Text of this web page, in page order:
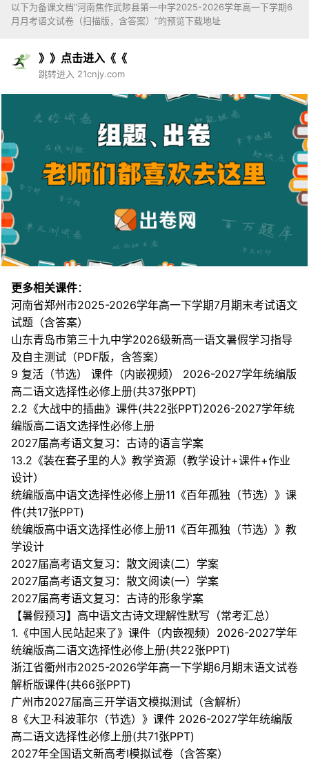
以下为备课文档“河南焦作武陟县第一中学2025-2026学年高一下学期6
月月考语文试卷（扫描版，含答案）”的预览下载地址
》》点击进入《《
跳转进入 21cnjy.com
更多相关课件：
河南省郑州市2025-2026学年高一下学期7月期末考试语文
试题（含答案）
山东青岛市第三十九中学2026级新高一语文暑假学习指导
及自主测试（PDF版，含答案）
9 复活（节选） 课件（内嵌视频） 2026-2027学年统编版
高二语文选择性必修上册(共37张PPT)
2.2《大战中的插曲》课件(共22张PPT)2026-2027学年统
编版高二语文选择性必修上册
2027届高考语文复习：古诗的语言学案
13.2《装在套子里的人》教学资源（教学设计+课件+作业
设计）
统编版高中语文选择性必修上册11《百年孤独（节选）》课
件(共17张PPT)
统编版高中语文选择性必修上册11《百年孤独（节选）》教
学设计
2027届高考语文复习：散文阅读(二）学案
2027届高考语文复习：散文阅读(一）学案
2027届高考语文复习：古诗的形象学案
【暑假预习】高中语文古诗文理解性默写（常考汇总）
1.《中国人民站起来了》课件（内嵌视频）2026-2027学年
统编版高二语文选择性必修上册(共22张PPT)
浙江省衢州市2025-2026学年高一下学期6月期末语文试卷
解析版课件(共66张PPT)
广州市2027届高三开学语文模拟测试（含解析）
8《大卫·科波菲尔（节选）》课件 2026-2027学年统编版
高二语文选择性必修上册(共71张PPT)
2027年全国语文新高考I模拟试卷（含答案）